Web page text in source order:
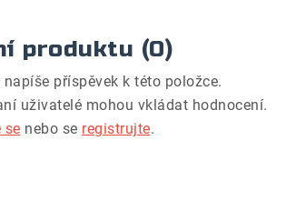
produktu (0)
příspěvek k této položce.
uživatelé mohou vkládat hodnocení.
se nebo se registrujte.